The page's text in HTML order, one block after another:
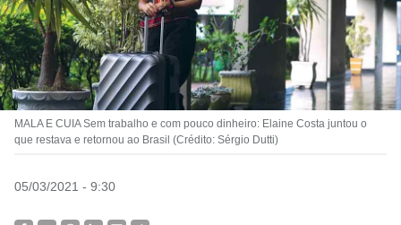
MALA E CUIA Sem trabalho e com pouco dinheiro: Elaine Costa juntou o
que restava e retornou ao Brasil (Crédito: Sérgio Dutti)
05/03/2021 - 9:30